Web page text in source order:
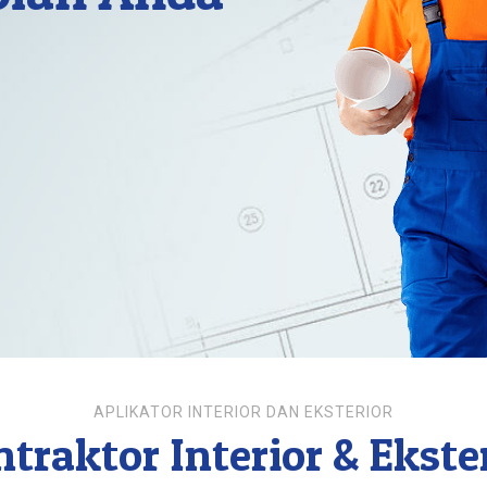
APLIKATOR INTERIOR DAN EKSTERIOR
Interior &